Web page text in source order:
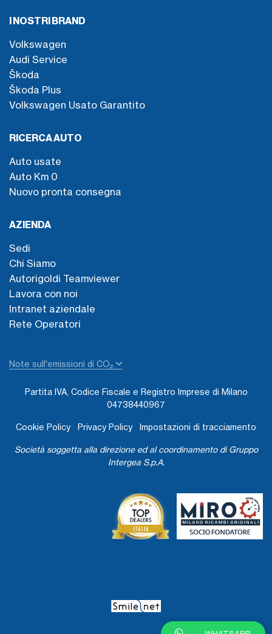
I NOSTRI BRAND
Volkswagen
Audi Service
Škoda
Škoda Plus
Volkswagen Usato Garantito
RICERCA AUTO
Auto usate
Auto Km 0
Nuovo pronta consegna
AZIENDA
Sedi
Chi Siamo
Autorigoldi Teamviewer
Lavora con noi
Intranet aziendale
Rete Operatori
Note sull'emissioni di CO₂
Partita IVA, Codice Fiscale e Registro Imprese di Milano
04738440967
Cookie Policy Privacy Policy Impostazioni di tracciamento
Società soggetta alla direzione ed al coordinamento di Gruppo
Intergea S.p.A.